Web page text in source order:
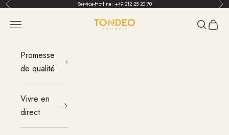
Aller au contenu
Retour Service-Hotline: +49 212 25 20 70
TONDEO
menu Panier
Promesse
de qualité
Vivre en
direct